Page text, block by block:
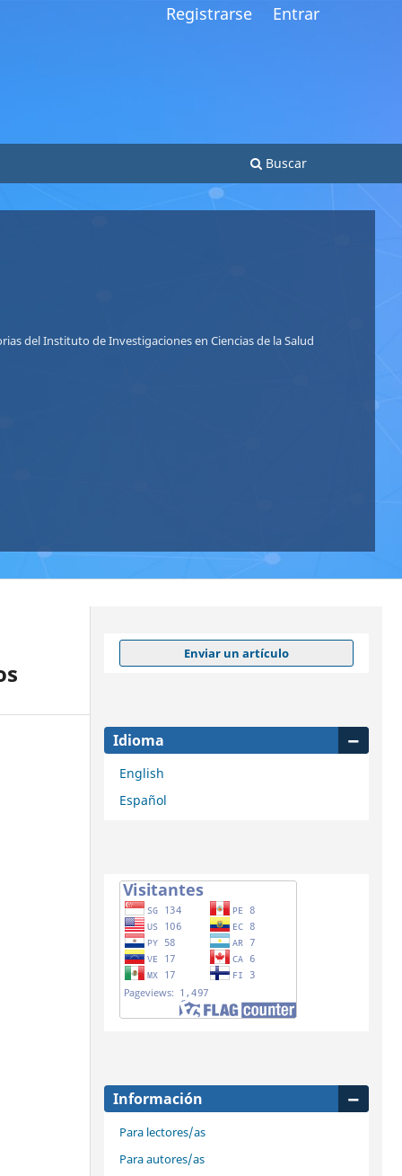
Registrarse Entrar
Buscar
del Instituto de Investigaciones en Ciencias de la Salud
Enviar un artículo
Idioma
English
Español
Información
Para lectores/as
Para autores/as